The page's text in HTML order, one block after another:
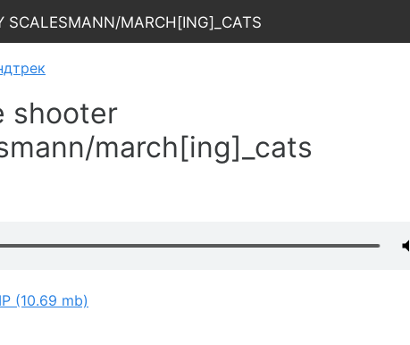
march[ing]_cats
shooter
march[ing]_cats
(10.69 mb)